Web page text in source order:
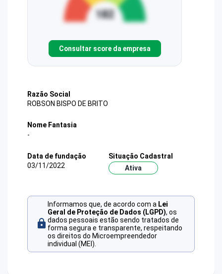
Consultar score da empresa
Razão Social
ROBSON BISPO DE BRITO
Nome Fantasia
-
Data de fundação
03/11/2022
Situação Cadastral
Ativa
Informamos que, de acordo com a Lei
Geral de Proteção de Dados (LGPD), os
dados pessoais estão sendo tratados de
forma segura e transparente, respeitando
os direitos do Microempreendedor
individual (MEI).